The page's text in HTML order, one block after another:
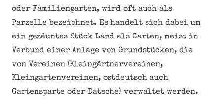
oder Familiengarten, wird oft auch als
Parzelle bezeichnet. Es handelt sich dabei um
ein gezäuntes Stück Land als Garten, meist in
Verbund einer Anlage von Grundstücken, die
von Vereinen (Kleingärtnervereinen,
Kleingartenvereinen, ostdeutsch auch
Gartensparte oder Datsche) verwaltet werden.